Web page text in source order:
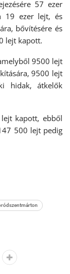
57 ezer
19 ezer lejt, és
bővítésére és
lejt kapott.
9500 lejt
9500 lejt
hidak, átkelők
kapott, ebből
500 lejt pedig